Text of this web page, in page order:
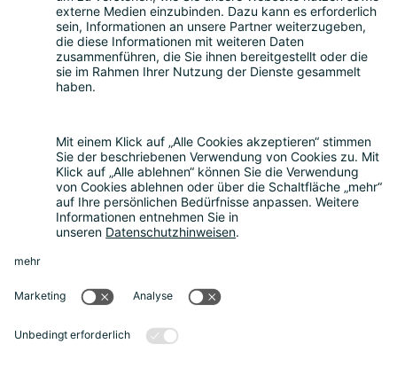
Teilnahme
Themen
Über uns
Rückblick
Kontakt
Sonstiges
Datenschutz